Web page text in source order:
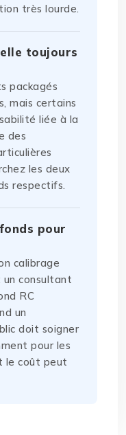
très lourde.
toujours
packagés
mais certains
liée à la
des
les deux
respectifs.
pour
calibrage
consultant
RC
un
doit soigner
pour les
le coût peut